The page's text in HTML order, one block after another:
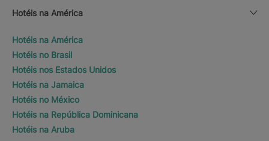
Hotéis na América
Hotéis na América
Hotéis no Brasil
Hotéis nos Estados Unidos
Hotéis na Jamaica
Hotéis no México
Hotéis na República Dominicana
Hotéis na Aruba